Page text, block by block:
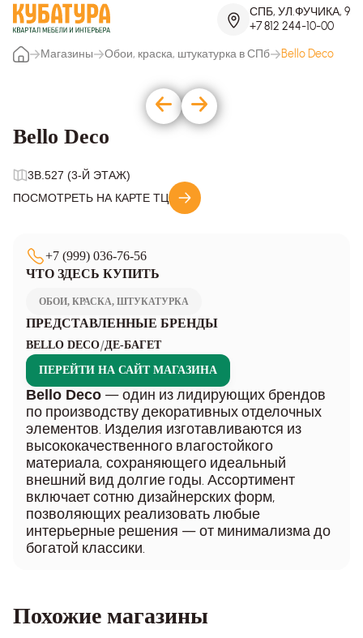
СПБ, УЛ.ФУЧИКА, 9
+7 812 244-10-00
Магазины
Обои, краска, штукатурка в СПб Bello Deco
Bello Deco
3B.527 (3-Й ЭТАЖ)
ПОСМОТРЕТЬ НА КАРТЕ ТЦ
+7 (999) 036-76-56
ЧТО ЗДЕСЬ КУПИТЬ
ОБОИ, КРАСКА, ШТУКАТУРКА
ПРЕДСТАВЛЕННЫЕ БРЕНДЫ
BELLO DECO/ДЕ-БАГЕТ
ПЕРЕЙТИ НА САЙТ МАГАЗИНА
Bello Deco — один из лидирующих брендов
по производству декоративных отделочных
элементов. Изделия изготавливаются из
высококачественного влагостойкого
материала, сохраняющего идеальный
внешний вид долгие годы. Ассортимент
включает сотню дизайнерских форм,
позволяющих реализовать любые
интерьерные решения — от минимализма до
богатой классики.
Похожие магазины